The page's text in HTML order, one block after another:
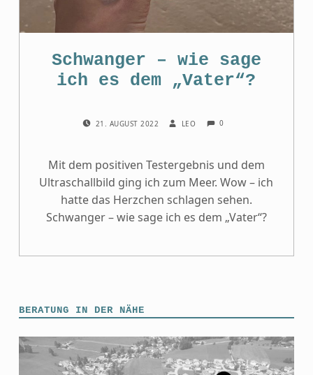
Schwanger – wie sage
ich es dem „Vater“?
21. AUGUST 2022 LEO 0
Mit dem positiven Testergebnis und dem
Ultraschallbild ging ich zum Meer. Wow – ich
hatte das Herzchen schlagen sehen.
Schwanger – wie sage ich es dem „Vater“?
BERATUNG IN DER NÄHE